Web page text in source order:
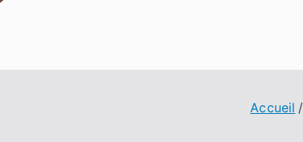
Accueil